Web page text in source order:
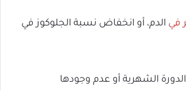
في الدم، أو انخفاض نسبة الجلوكوز في
الشهرية أو عدم وجودها